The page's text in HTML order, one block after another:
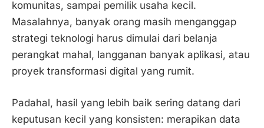
komunitas, sampai pemilik usaha kecil.
Masalahnya, banyak orang masih menganggap
strategi teknologi harus dimulai dari belanja
perangkat mahal, langganan banyak aplikasi, atau
proyek transformasi digital yang rumit.
Padahal, hasil yang lebih baik sering datang dari
keputusan kecil yang konsisten: merapikan data